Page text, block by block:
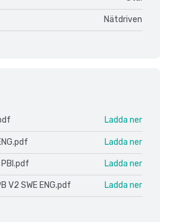
Nätdriven
Ladda ner
Ladda ner
PBI.pdf Ladda ner
V2 SWE ENG.pdf Ladda ner